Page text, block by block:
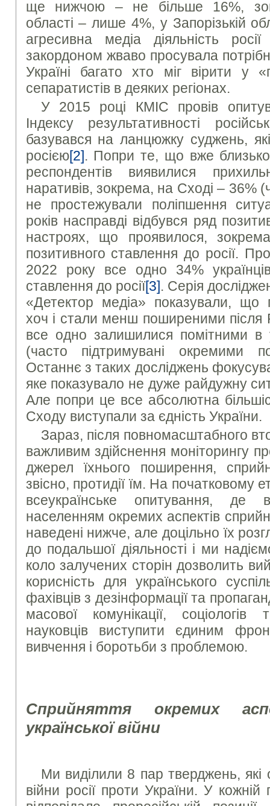
ще нижчою – не більше 16%,
області – лише 4%, у Запорізькій
агресивна медіа діяльність
закордоном жваво просувала
Україні багато хто міг вірити у
сепаратистів в деяких регіонах.
У 2015 році КМІС провів
Індексу результативності
базувався на ланцюжку суджень,
росією[2]. Попри те, що вже
респондентів виявилися
наративів, зокрема, на Сході – 36%
не простежували поліпшення
років насправді відбувся ряд
настроях, що проявилося,
позитивного ставлення до росії.
2022 року все одно 34%
ставлення до росії[3]. Серія
«Детектор медіа» показували, що
хоч і стали менш поширеними після
все одно залишилися помітними в
(часто підтримувані окремими
Останнє з таких досліджень
яке показувало не дуже райдужну
Але попри це все абсолютна
Сходу виступали за єдність України.
Зараз, після повномасштабного
важливим здійснення моніторингу
джерел їхнього поширення,
звісно, протидії їм. На початковому
всеукраїнське опитування, де
населенням окремих аспектів
наведені нижче, але доцільно їх
до подальшої діяльності і ми
коло залучених сторін дозволить
корисність для українського
фахівців з дезінформації та
масової комунікації,
науковців виступити єдиним
вивчення і боротьби з проблемою.
Сприйняття окремих
української війни
Ми виділили 8 пар тверджень, які
війни росії проти України. У